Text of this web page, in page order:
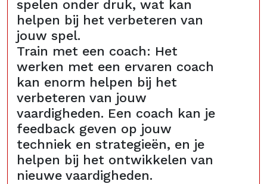
spelen onder druk, wat kan
helpen bij het verbeteren van
jouw spel.
Train met een coach: Het
werken met een ervaren coach
kan enorm helpen bij het
verbeteren van jouw
vaardigheden. Een coach kan je
feedback geven op jouw
techniek en strategieën, en je
helpen bij het ontwikkelen van
nieuwe vaardigheden.